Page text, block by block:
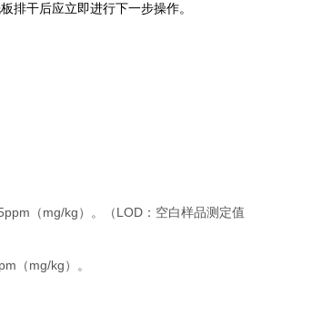
排干后应立即进行下一步操作。
（ mg/kg ）。（ LOD ：空白样品测定值
（ mg/kg ）。